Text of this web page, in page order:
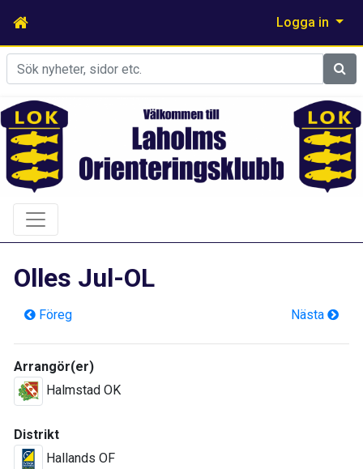
Logga in
Sök
Olles Jul-OL
Föreg Nästa
Arrangör(er)
Halmstad OK
Distrikt
Hallands OF